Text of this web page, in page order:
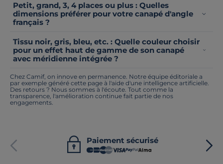
Petit, grand, 3, 4 places ou plus : Quelles
dimensions préférer pour votre canapé d'angle
français ?
Tissu noir, gris, bleu, etc. : Quelle couleur choisir
pour un effet haut de gamme de son canapé
avec méridienne intégrée ?
Chez Camif, on innove en permanence. Notre équipe éditoriale a
par exemple généré cette page à l'aide d'une intelligence artificielle.
Des retours ? Nous sommes à l'écoute. Tout comme la
transparence, l'amélioration continue fait partie de nos
engagements.
Paiement sécurisé